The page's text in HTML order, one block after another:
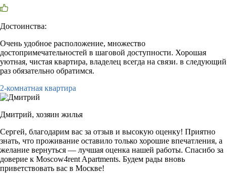
Достоинства:
Очень удобное расположение, множество
достопримечательностей в шаговой доступности. Хорошая
уютная, чистая квартира, владелец всегда на связи. в следующий
раз обязательно обратимся.
2-комнатная квартира
Дмитрий, хозяин жилья
Сергей, благодарим вас за отзыв и высокую оценку! Приятно
знать, что проживание оставило только хорошие впечатления, а
желание вернуться — лучшая оценка нашей работы. Спасибо за
доверие к Moscow4rent Apartments. Будем рады вновь
приветствовать вас в Москве!